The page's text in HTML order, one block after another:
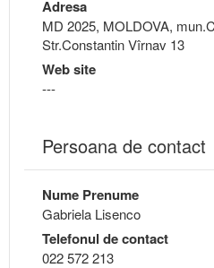
Adresa
MD 2025, MOLDOVA,
Str.Constantin Vîrnav 13
Web site
---
Persoana de contact
Nume Prenume
Gabriela Lisenco
Telefonul de contact
022 572 213